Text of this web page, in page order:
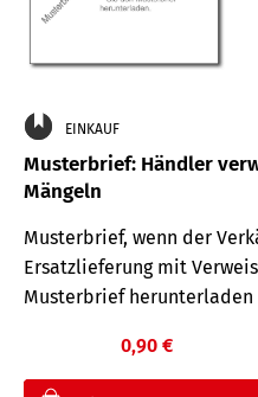
EINKAUF
Musterbrief: Händler
Mängeln
Musterbrief, wenn der
Ersatzlieferung mit
Musterbrief herunterladen
0,90 €